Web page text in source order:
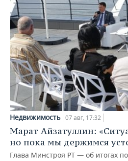
Недвижимость 07 авг, 17:32
Марат Айзатуллин:
но пока мы держимся
Глава Минстроя РТ — об итогах